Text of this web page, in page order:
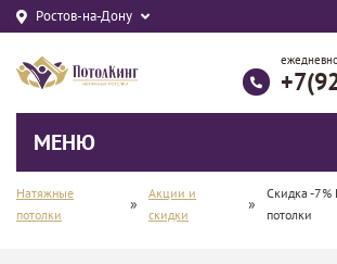
Ростов-на-Дону
МЕНЮ
Натяжные
потолки
»
Акции и
скидки
»
Скидка -7%
потолки